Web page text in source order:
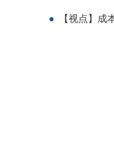
【视点】成